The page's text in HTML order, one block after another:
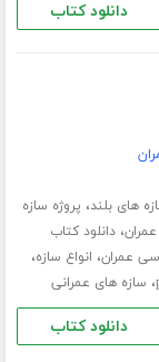
دانلود کتاب
های بلند، پروژه سازه
،دانلود کتاب
عمران، انواع سازه،
، سازه های عمرانی
دانلود کتاب